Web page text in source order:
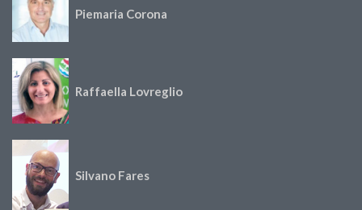
Piemaria Corona
Raffaella Lovreglio
Silvano Fares